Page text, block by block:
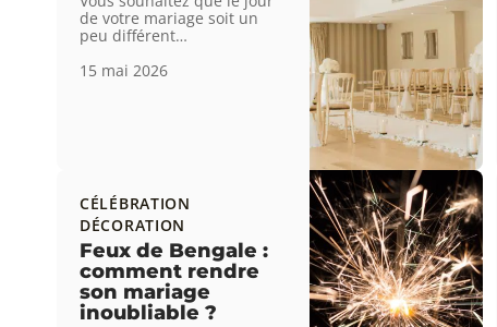
de votre mariage soit un
peu différent…
15 mai 2026
CÉLÉBRATION
DÉCORATION
Feux de Bengale :
comment rendre
son mariage
inoubliable ?